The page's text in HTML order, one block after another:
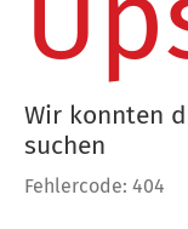
Wir konnten
suchen
Fehlercode: 404